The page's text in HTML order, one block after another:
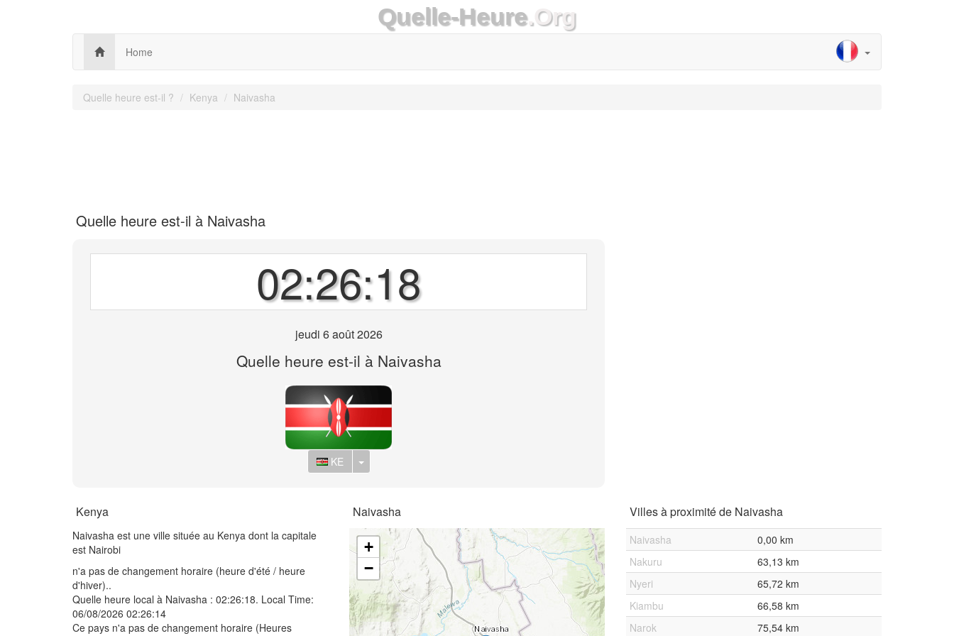
Quelle-Heure.Org
Home
Quelle heure est-il ? Kenya Naivasha
Quelle heure est-il à Naivasha
02:26:18
jeudi 6 août 2026
Quelle heure est-il à Naivasha
KE Toggle Dropdown
Kenya
Naivasha est une ville située au Kenya dont la capitale
est Nairobi
n'a pas de changement horaire (heure d'été / heure
d'hiver)..
Quelle heure local à Naivasha : 02:26:18. Local Time:
06/08/2026 02:26:14
Ce pays n'a pas de changement horaire (Heures
Naivasha
+
−
Villes à proximité de Naivasha
Naivasha
0,00 km
Nakuru
63,13 km
Nyeri
65,72 km
Kiambu
66,58 km
Narok
75,54 km